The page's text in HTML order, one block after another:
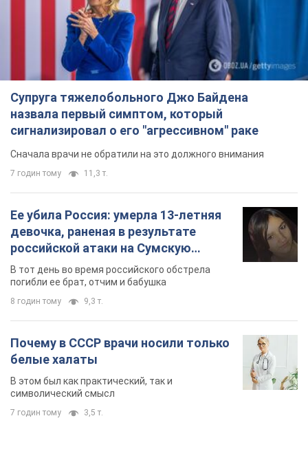
Супруга тяжелобольного Джо Байдена
назвала первый симптом, который
сигнализировал о его "агрессивном" раке
Сначала врачи не обратили на это должного внимания
7 годин тому 11,3 т.
Ее убила Россия: умерла 13-летняя
девочка, раненая в результате
российской атаки на Сумскую
область. Фото
В тот день во время российского обстрела
погибли ее брат, отчим и бабушка
8 годин тому 9,3 т.
Почему в СССР врачи носили только
белые халаты
В этом был как практический, так и
символический смысл
7 годин тому 3,5 т.